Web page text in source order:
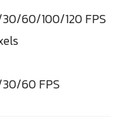
60/100/120 FPS
60 FPS